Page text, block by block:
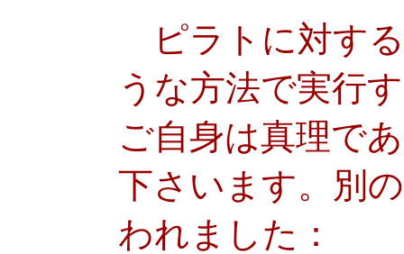
ピラトに対す
うな方法で実行
ご自身は真理で
下さいます。別
われました：